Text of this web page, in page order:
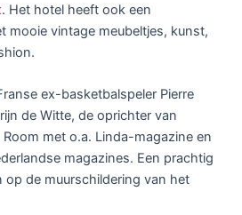
. Het hotel heeft ook een
mooie vintage meubeltjes, kunst,
ex-basketbalspeler Pierre
de Witte, de oprichter van
met o.a. Linda-magazine en
magazines. Een prachtig
op de muurschildering van het